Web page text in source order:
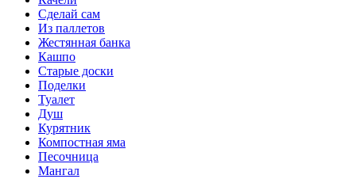
Сделай сам
Из паллетов
Жестянная банка
Кашпо
Старые доски
Поделки
Туалет
Душ
Курятник
Компостная яма
Песочница
Мангал